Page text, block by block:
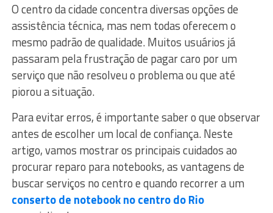
O centro da cidade concentra diversas opções de
assistência técnica, mas nem todas oferecem o
mesmo padrão de qualidade. Muitos usuários já
passaram pela frustração de pagar caro por um
serviço que não resolveu o problema ou que até
piorou a situação.
Para evitar erros, é importante saber o que observar
antes de escolher um local de confiança. Neste
artigo, vamos mostrar os principais cuidados ao
procurar reparo para notebooks, as vantagens de
buscar serviços no centro e quando recorrer a um
conserto de notebook no centro do Rio